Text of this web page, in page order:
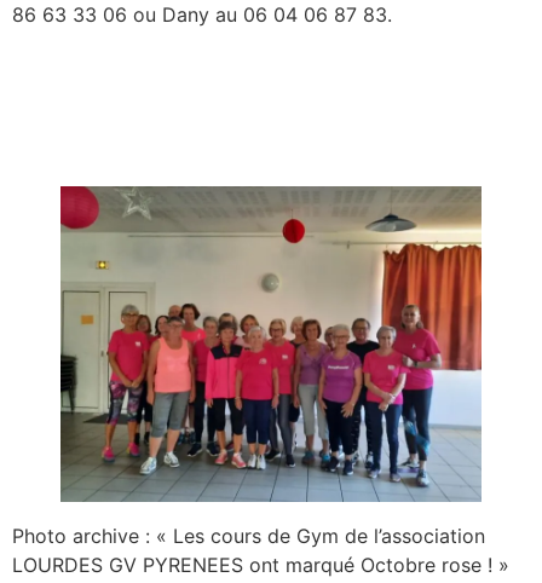
86 63 33 06 ou Dany au 06 04 06 87 83.
Photo archive : « Les cours de Gym de l’association
LOURDES GV PYRENEES ont marqué Octobre rose ! »